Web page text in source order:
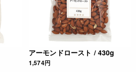
く販売終了になる場合がございます。
いる商品は、ご購入可能な状態にあっ
するものではありません。予めご了承
アーモンドロースト / 430g
1,574円